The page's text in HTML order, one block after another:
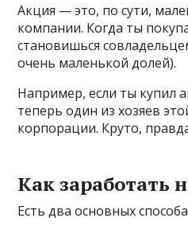
Акция — это, по сути,
компании. Когда ты
становишься
очень маленькой долей).
Например, если ты купил
теперь один из хозяев
корпорации. Круто,
Как заработать
Есть два основных